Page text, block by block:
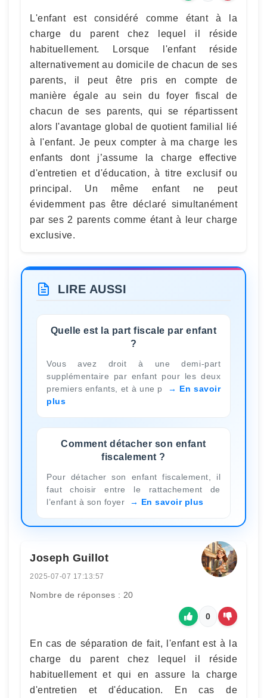
L'enfant est considéré comme étant à la
charge du parent chez lequel il réside
habituellement. Lorsque l'enfant réside
alternativement au domicile de chacun de ses
parents, il peut être pris en compte de
manière égale au sein du foyer fiscal de
chacun de ses parents, qui se répartissent
alors l'avantage global de quotient familial lié
à l'enfant. Je peux compter à ma charge les
enfants dont j’assume la charge effective
d'entretien et d'éducation, à titre exclusif ou
principal. Un même enfant ne peut
évidemment pas être déclaré simultanément
par ses 2 parents comme étant à leur charge
exclusive.
LIRE AUSSI
Quelle est la part fiscale par enfant
?
Vous avez droit à une demi-part
supplémentaire par enfant pour les deux
premiers enfants, et à une p
En savoir
plus
Comment détacher son enfant
fiscalement ?
Pour détacher son enfant fiscalement, il
faut choisir entre le rattachement de
l’enfant à son foyer
En savoir plus
Joseph Guillot
2025-07-07 17:13:57
Nombre de réponses : 20
0
En cas de séparation de fait, l'enfant est à la
charge du parent chez lequel il réside
habituellement et qui en assure la charge
d'entretien et d'éducation. En cas de